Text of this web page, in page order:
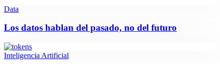
Data
Los datos hablan del pasado, no del futuro
Inteligencia Artificial